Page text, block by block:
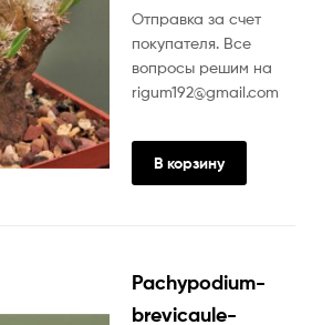
Отправка за счет
покупателя. Все
вопросы решим на
rigum192@gmail.com
В корзину
Pachypodium-
brevicaule-